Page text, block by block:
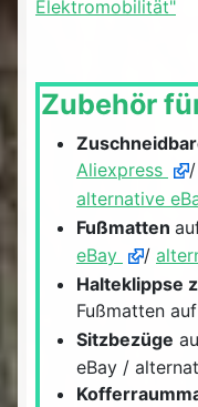
Elektromobilität"
Zubehör
Aliexpress
/
alternative
Fußmatten
eBay
/
Halteklippse
Fußmatten auf
Sitzbezüge
eBay /